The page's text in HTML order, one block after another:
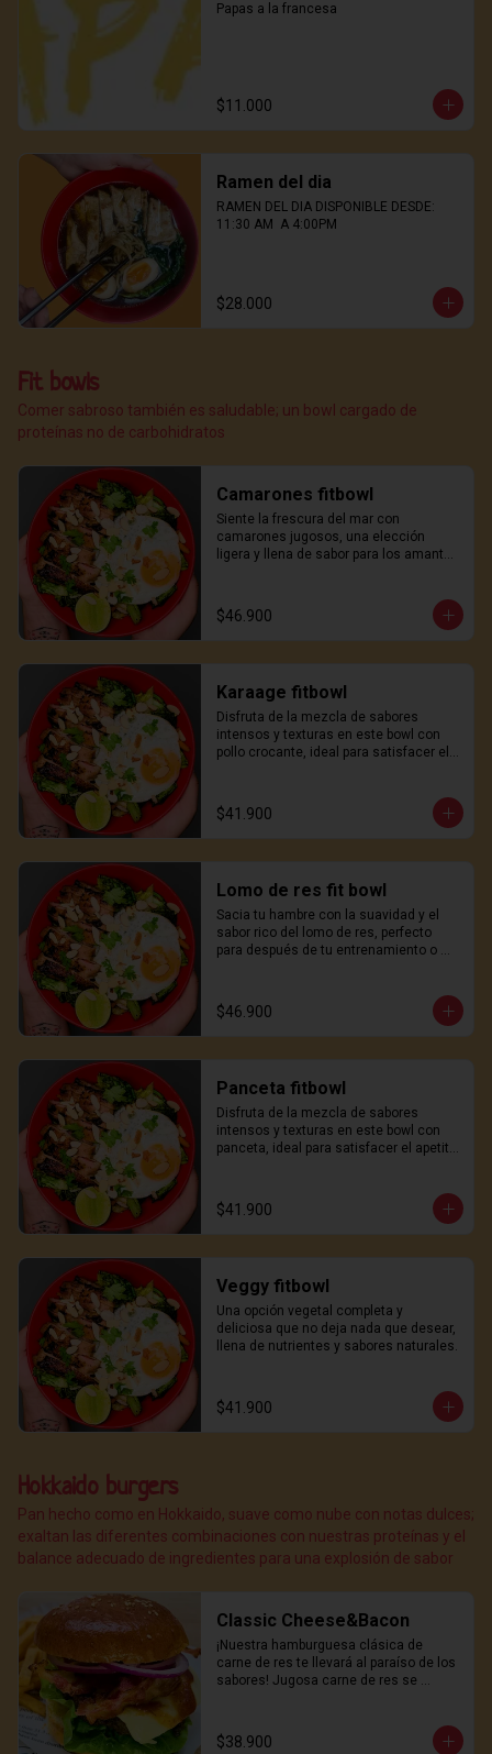
Papas a la francesa
$11.000
Ramen del dia
RAMEN DEL DIA DISPONIBLE DESDE:
11:30 AM  A 4:00PM
$28.000
Fit bowls
Comer sabroso también es saludable; un bowl cargado de
proteínas no de carbohidratos
Camarones fitbowl
Siente la frescura del mar con
camarones jugosos, una elección
ligera y llena de sabor para los amantes
$46.900
Karaage fitbowl
Disfruta de la mezcla de sabores
intensos y texturas en este bowl con
pollo crocante, ideal para satisfacer el
$41.900
Lomo de res fit bowl
Sacia tu hambre con la suavidad y el
sabor rico del lomo de res, perfecto
para después de tu entrenamiento o
$46.900
Panceta fitbowl
Disfruta de la mezcla de sabores
intensos y texturas en este bowl con
panceta, ideal para satisfacer el apetito
$41.900
Veggy fitbowl
Una opción vegetal completa y
deliciosa que no deja nada que desear,
llena de nutrientes y sabores naturales.
$41.900
Hokkaido burgers
Pan hecho como en Hokkaido, suave como nube con notas dulces;
exaltan las diferentes combinaciones con nuestras proteínas y el
balance adecuado de ingredientes para una explosión de sabor
Classic Cheese&Bacon
¡Nuestra hamburguesa clásica de
carne de res te llevará al paraíso de los
sabores! Jugosa carne de res se
suave pan hokkaido y coronado con
nuestra deliciosa salsa de la casa.
$38.900